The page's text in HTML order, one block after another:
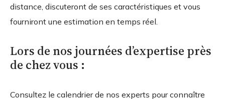
distance, discuteront de ses caractéristiques et vous
fourniront une estimation en temps réel.
Lors de nos journées d’expertise près
de chez vous :
Consultez le calendrier de nos experts pour connaître